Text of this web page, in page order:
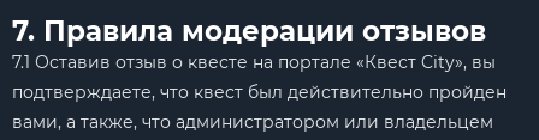
7. Правила модерации отзывов
7.1 Оставив отзыв о квесте на портале «Квест City», вы
подтверждаете, что квест был действительно пройден
вами, а также, что администратором или владельцем